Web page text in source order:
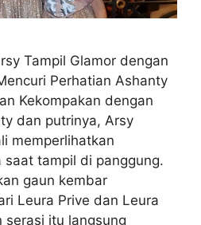
Tampil Glamor dengan
Perhatian Ashanty
Kekompakan dengan
dan putrinya, Arsy
memperlihatkan
saat tampil di panggung.
gaun kembar
Leura Prive dan Leura
serasi itu langsung